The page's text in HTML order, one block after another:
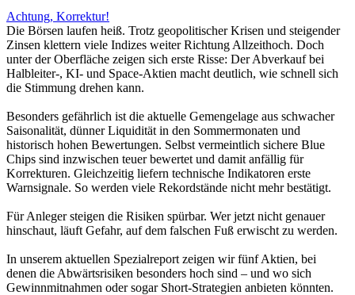
Achtung, Korrektur!
Die Börsen laufen heiß. Trotz geopolitischer Krisen und steigender
Zinsen klettern viele Indizes weiter Richtung Allzeithoch. Doch
unter der Oberfläche zeigen sich erste Risse: Der Abverkauf bei
Halbleiter-, KI- und Space-Aktien macht deutlich, wie schnell sich
die Stimmung drehen kann.
Besonders gefährlich ist die aktuelle Gemengelage aus schwacher
Saisonalität, dünner Liquidität in den Sommermonaten und
historisch hohen Bewertungen. Selbst vermeintlich sichere Blue
Chips sind inzwischen teuer bewertet und damit anfällig für
Korrekturen. Gleichzeitig liefern technische Indikatoren erste
Warnsignale. So werden viele Rekordstände nicht mehr bestätigt.
Für Anleger steigen die Risiken spürbar. Wer jetzt nicht genauer
hinschaut, läuft Gefahr, auf dem falschen Fuß erwischt zu werden.
In unserem aktuellen Spezialreport zeigen wir fünf Aktien, bei
denen die Abwärtsrisiken besonders hoch sind – und wo sich
Gewinnmitnahmen oder sogar Short-Strategien anbieten könnten.